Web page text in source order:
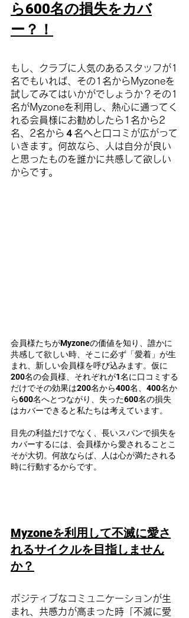
ら600名の損失をカバ
ー？！
もし、クラブに人気のあるスタッフが1
名でもいれば、その1名からMyzoneを
試してみてはいかがでしょうか？その1
名がMyzoneを利用し、熱心に通ってく
れる会員様にお勧めしたら1名から2
名、2名から４名へと口コミが広がって
いきます。何故なら、人は自分が良い
と思ったものを誰かに共感して欲しい
からです。
会員様たちがMyzoneの価値を知り、誰かに
共感して欲しい時、そこに必ず「愛着」が生
まれ、新しい会員様を呼び込みます。仮に
200名の会員様、それぞれが1名に口コミする
だけでその効果は200名から400名、400名か
ら600名へとつながり、失った600名の損失
はカバーできると私たちは考えています。
目先の利益だけでなく、長いスパンで損失を
カバーするには、会員様から愛されることこ
そが大切。何故ならば、人は心が満たされる
時に行動するからです。
Myzoneを利用して不滅に愛さ
れるサイクルを目指しません
か？
ポジティブなコミュニケーションが生
まれ、共感力が高まった時「不滅に愛